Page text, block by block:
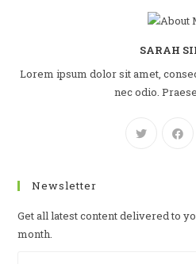
SARAH
Lorem ipsum dolor sit amet,
nec odio.
Newsletter
Get all latest content delivered to
month.